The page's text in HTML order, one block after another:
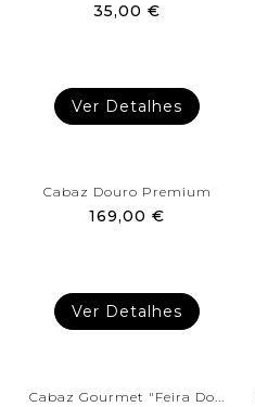
35,00 €
Ver Detalhes
Cabaz Douro Premium
169,00 €
Ver Detalhes
Cabaz Gourmet "Feira Do...